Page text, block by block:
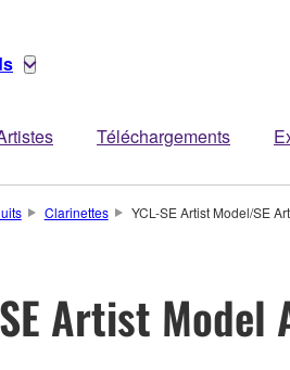
Téléchargements
Clarinettes YCL-SE Artist Model/SE
Artist Model